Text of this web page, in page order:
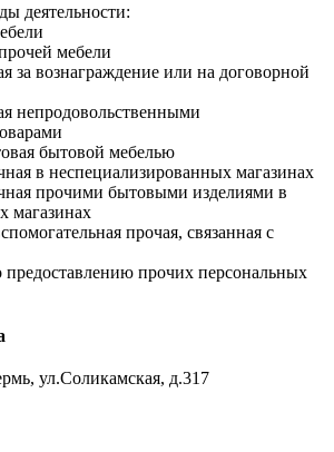
деятельности:
мебели
за вознаграждение или на договорной
непродовольственными
бытовой мебелью
в неспециализированных магазинах
прочими бытовыми изделиями в
магазинах
прочая, связанная с
предоставлению прочих персональных
ул.Соликамская, д.317